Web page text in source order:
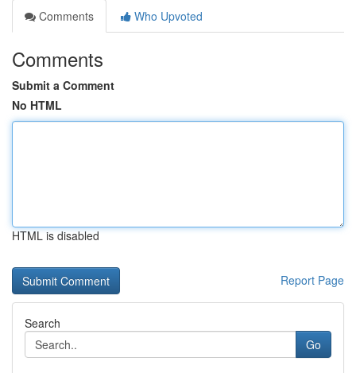
Comments
Who Upvoted
Comments
Submit a Comment
No HTML
HTML is disabled
Report Page
Search
Go